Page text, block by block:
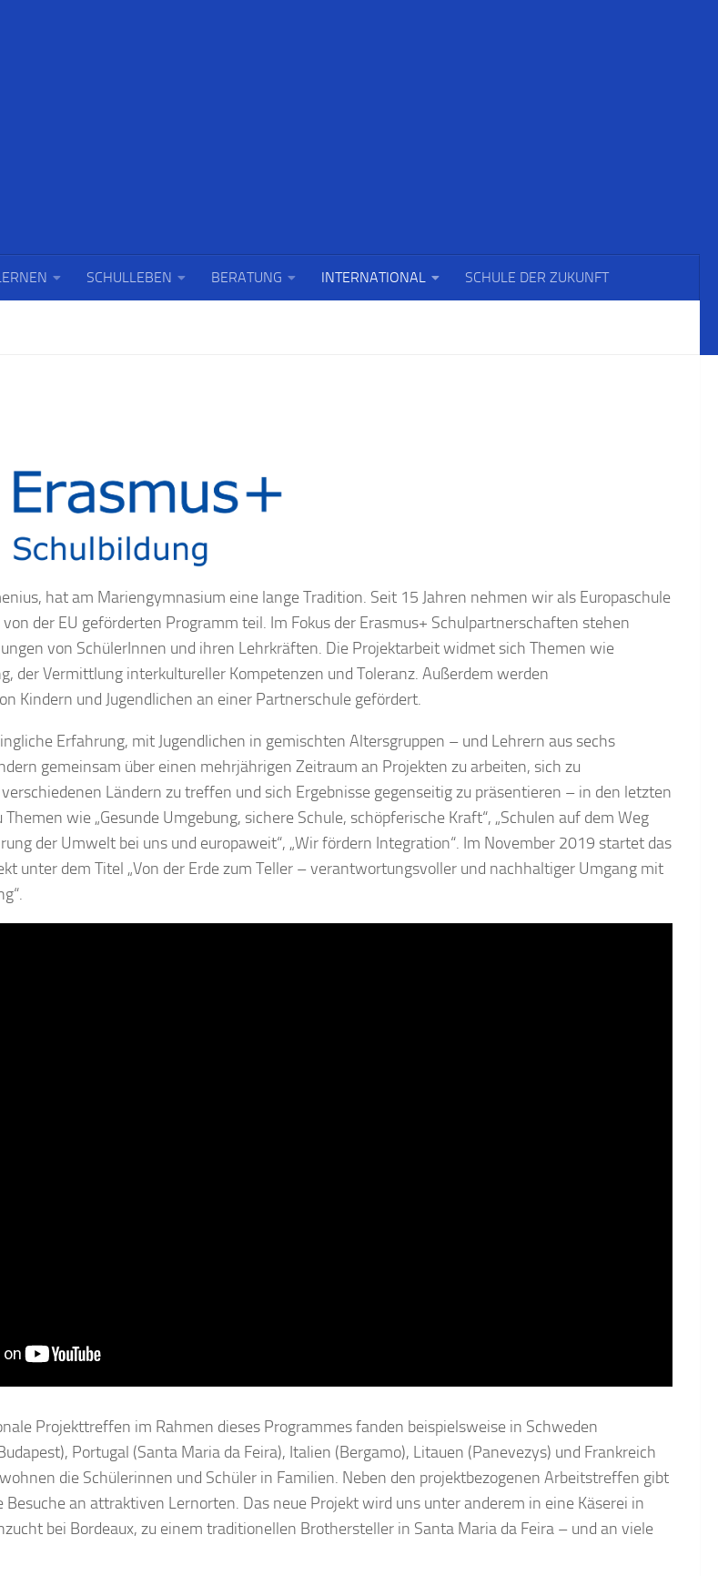
SCHULLEBEN BERATUNG INTERNATIONAL SCHULE DER ZUKUNFT
hat am Mariengymnasium eine lange Tradition. Seit 15 Jahren nehmen wir als Europaschule
der EU geförderten Programm teil. Im Fokus der Erasmus+ Schulpartnerschaften stehen
von SchülerInnen und ihren Lehrkräften. Die Projektarbeit widmet sich Themen wie
der Vermittlung interkultureller Kompetenzen und Toleranz. Außerdem werden
Kindern und Jugendlichen an einer Partnerschule gefördert.
Erfahrung, mit Jugendlichen in gemischten Altersgruppen – und Lehrern aus sechs
gemeinsam über einen mehrjährigen Zeitraum an Projekten zu arbeiten, sich zu
Ländern zu treffen und sich Ergebnisse gegenseitig zu präsentieren – in den letzten
Themen wie „Gesunde Umgebung, sichere Schule, schöpferische Kraft“, „Schulen auf dem Weg
der Umwelt bei uns und europaweit“, „Wir fördern Integration“. Im November 2019 startet das
unter dem Titel „Von der Erde zum Teller – verantwortungsvoller und nachhaltiger Umgang mit
Projekttreffen im Rahmen dieses Programmes fanden beispielsweise in Schweden
Portugal (Santa Maria da Feira), Italien (Bergamo), Litauen (Panevezys) und Frankreich
die Schülerinnen und Schüler in Familien. Neben den projektbezogenen Arbeitstreffen gibt
an attraktiven Lernorten. Das neue Projekt wird uns unter anderem in eine Käserei in
bei Bordeaux, zu einem traditionellen Brothersteller in Santa Maria da Feira – und an viele